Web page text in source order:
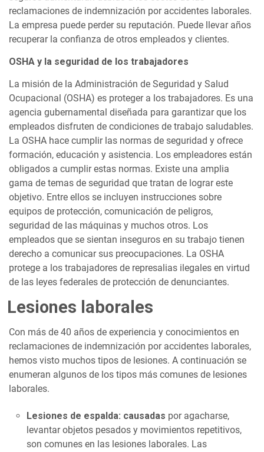
reclamaciones de indemnización por accidentes laborales.
La empresa puede perder su reputación. Puede llevar años
recuperar la confianza de otros empleados y clientes.
OSHA y la seguridad de los trabajadores
La misión de la Administración de Seguridad y Salud
Ocupacional (OSHA) es proteger a los trabajadores. Es una
agencia gubernamental diseñada para garantizar que los
empleados disfruten de condiciones de trabajo saludables.
La OSHA hace cumplir las normas de seguridad y ofrece
formación, educación y asistencia. Los empleadores están
obligados a cumplir estas normas. Existe una amplia
gama de temas de seguridad que tratan de lograr este
objetivo. Entre ellos se incluyen instrucciones sobre
equipos de protección, comunicación de peligros,
seguridad de las máquinas y muchos otros. Los
empleados que se sientan inseguros en su trabajo tienen
derecho a comunicar sus preocupaciones. La OSHA
protege a los trabajadores de represalias ilegales en virtud
de las leyes federales de protección de denunciantes.
Lesiones laborales
Con más de 40 años de experiencia y conocimientos en
reclamaciones de indemnización por accidentes laborales,
hemos visto muchos tipos de lesiones. A continuación se
enumeran algunos de los tipos más comunes de lesiones
laborales.
Lesiones de espalda: causadas por agacharse,
levantar objetos pesados y movimientos repetitivos,
son comunes en las lesiones laborales. Las